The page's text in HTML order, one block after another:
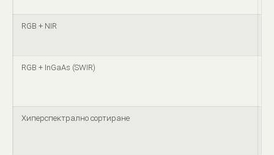
RGB + NIR
RGB + InGaAs (SWIR)
Хиперспектрално сортиране